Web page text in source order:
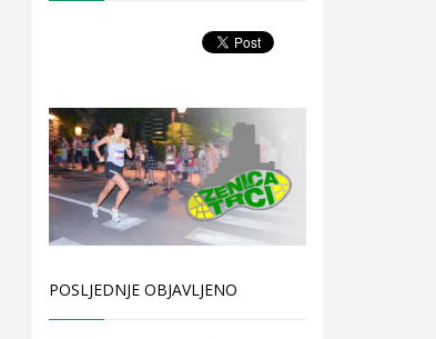
POSLJEDNJE OBJAVLJENO